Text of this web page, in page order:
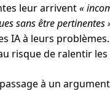
leur arrivent«
sans être pertinentes
IA à leurs
risque de ralentir
à un